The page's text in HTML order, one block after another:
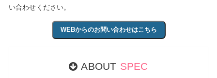
い合わせください。
WEBからのお問い合わせはこちら
ABOUT SPEC